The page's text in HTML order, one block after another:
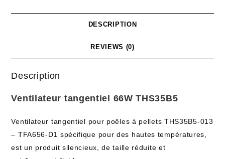
DESCRIPTION
REVIEWS (0)
Description
Ventilateur tangentiel 66W THS35B5
Ventilateur tangentiel pour poêles à pellets THS35B5-013
– TFA656-D1 spécifique pour des hautes températures,
est un produit silencieux, de taille réduite et